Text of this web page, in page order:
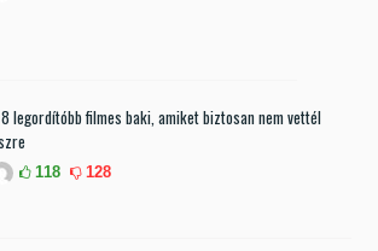
legordítóbb filmes baki, amiket biztosan nem vettél
118 128